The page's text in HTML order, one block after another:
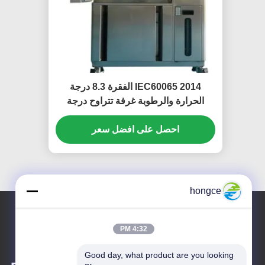
IEC60065 2014 الفقرة 8.3 درجة
الحرارة والرطوبة غرفة تتراوح درجة
الحرارة من -40 ℃ ～ + 150 ℃
احصل على افضل سعر
hongce
4:32 PM
Good day, what product are you looking